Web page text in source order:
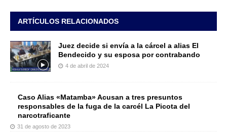
ARTÍCULOS RELACIONADOS
Juez decide si envía a la cárcel a alias El
Bendecido y su esposa por contrabando
4 de abril de 2024
Caso Alias «Matamba» Acusan a tres presuntos
responsables de la fuga de la carcél La Picota del
narcotraficante
31 de agosto de 2023